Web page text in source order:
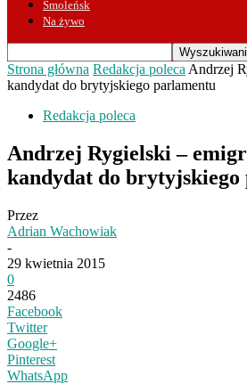
Smoleńsk
Na żywo
Strona główna Redakcja poleca Andrzej
kandydat do brytyjskiego parlamentu
Redakcja poleca
Andrzej Rygielski –
kandydat do brytyjskiego
Przez
Adrian Wachowiak
-
29 kwietnia 2015
0
2486
Facebook
Twitter
Google+
Pinterest
WhatsApp